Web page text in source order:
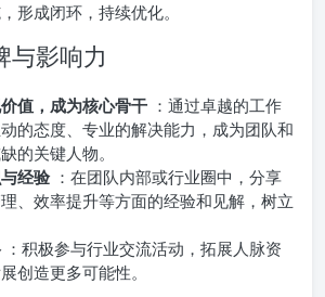
形成闭环，持续优化。
与影响力
值，成为核心骨干 ：通过卓越的工作
的态度、专业的解决能力，成为团队和
的关键人物。
经验 ：在团队内部或行业圈中，分享
、效率提升等方面的经验和见解，树立
：积极参与行业交流活动，拓展人脉资
创造更多可能性。